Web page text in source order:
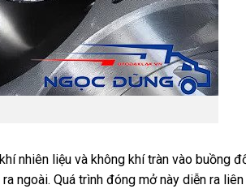
nhiên liệu và không khí tràn vào buồng
ngoài. Quá trình đóng mở này diễn ra